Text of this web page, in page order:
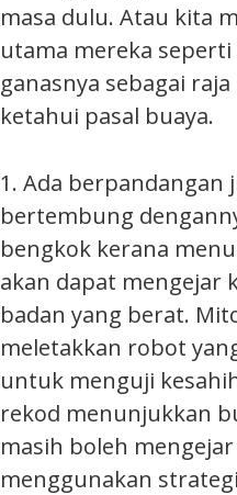
masa dulu. Atau kita
utama mereka
ganasnya sebagai
ketahui pasal buaya.
1. Ada berpandangan
bertembung
bengkok kerana
akan dapat mengejar
badan yang berat.
meletakkan robot
untuk menguji
rekod menunjukkan
masih boleh
menggunakan